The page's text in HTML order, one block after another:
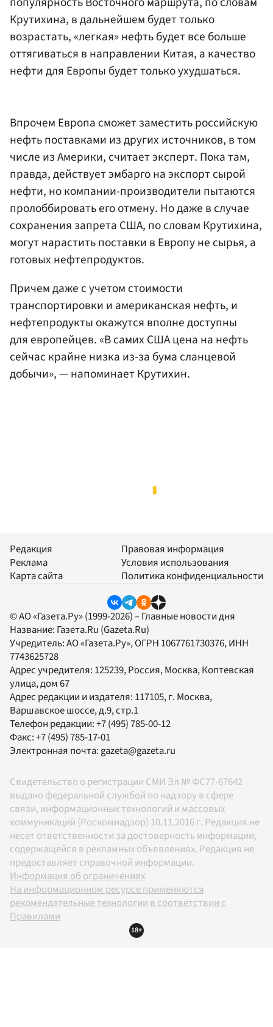
Крутихина, в дальнейшем будет только
возрастать, «легкая» нефть будет все больше
оттягиваться в направлении Китая, а качество
нефти для Европы будет только ухудшаться.
Впрочем Европа сможет заместить российскую
нефть поставками из других источников, в том
числе из Америки, считает эксперт. Пока там,
правда, действует эмбарго на экспорт сырой
нефти, но компании-производители пытаются
пролоббировать его отмену. Но даже в случае
сохранения запрета США, по словам Крутихина,
могут нарастить поставки в Европу не сырья, а
готовых нефтепродуктов.
Причем даже с учетом стоимости
транспортировки и американская нефть, и
нефтепродукты окажутся вполне доступны
для европейцев. «В самих США цена на нефть
сейчас крайне низка из-за бума сланцевой
добычи», — напоминает Крутихин.
Редакция
Реклама
Карта сайта
Правовая информация
Условия использования
Политика конфиденциальности
© АО «Газета.Ру» (1999-2026) – Главные новости дня
Название: Газета.Ru (Gazeta.Ru)
Учредитель:АО «Газета.Ру», ОГРН 1067761730376, ИНН
7743625728
Адрес учредителя: 125239, Россия, Москва, Коптевская
улица, дом 67
Адрес редакции и издателя: 117105, г. Москва,
Варшавское шоссе, д.9, стр.1
Телефон редакции:+7 (495) 785-00-12
Факс:+7 (495) 785-17-01
Электронная почта: gazeta@gazeta.ru
Свидетельство о регистрации СМИ Эл № ФС77-67642
выдано федеральной службой по надзору в сфере
связи, информационных технологий и массовых
коммуникаций (Роскомнадзор) 10.11.2016 г. Редакция не
несет ответственности за достоверность информации,
содержащейся в рекламных объявлениях. Редакция не
предоставляет справочной информации.
Информация об ограничениях
На информационном ресурсе применяются
рекомендательные технологии в соответствии с
Правилами
18+